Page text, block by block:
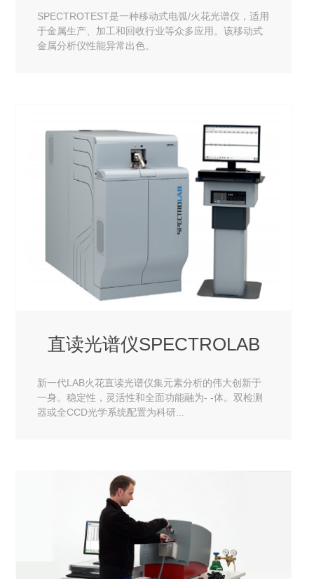
SPECTROTEST是一种移动式电弧/火花光谱仪，适用
于金属生产、加工和回收行业等众多应用。该移动式
金属分析仪性能异常出色。
直读光谱仪SPECTROLAB
新一代LAB火花直读光谱仪集元素分析的伟大创新于
一身。稳定性，灵活性和全面功能融为- -体。双检测
器或全CCD光学系统配置为科研...